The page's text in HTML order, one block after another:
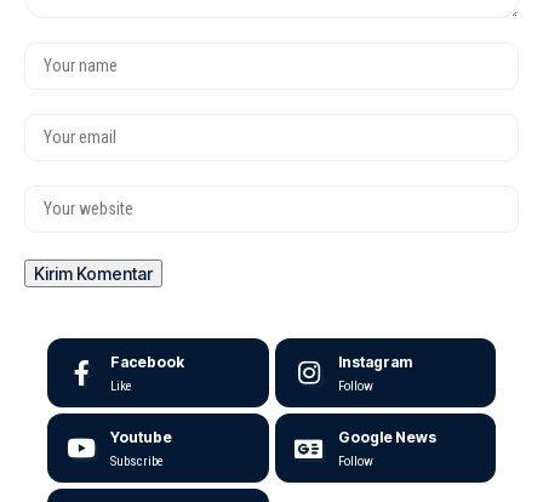
Facebook
Like
Instagram
Follow
Youtube
Subscribe
Google News
Follow